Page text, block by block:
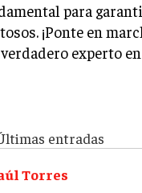
para
¡Ponte en
experto
entradas
Torres